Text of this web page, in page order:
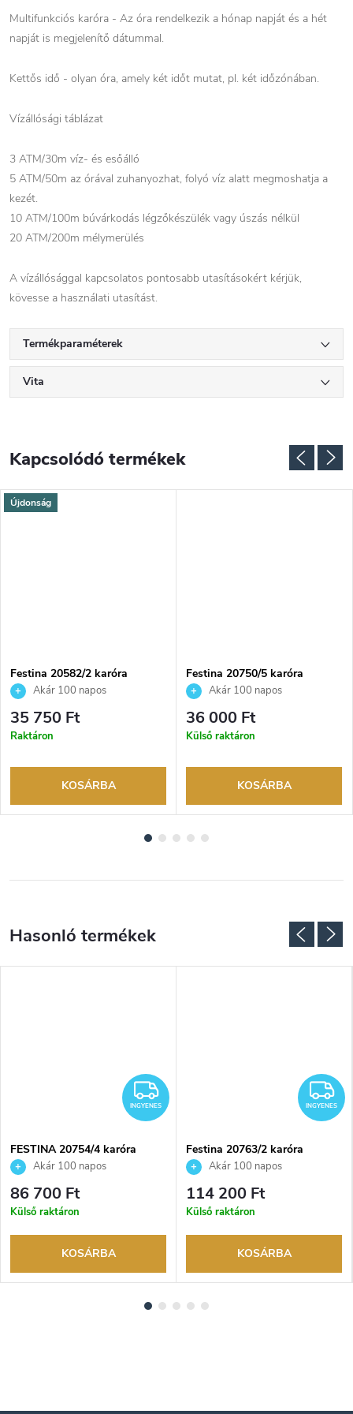
Multifunkciós karóra - Az óra rendelkezik a hónap napját és a hét
napját is megjelenítő dátummal.
Kettős idő - olyan óra, amely két időt mutat, pl. két időzónában.
Vízállósági táblázat
3 ATM/30m víz- és esőálló
5 ATM/50m az órával zuhanyozhat, folyó víz alatt megmoshatja a
kezét.
10 ATM/100m búvárkodás légzőkészülék vagy úszás nélkül
20 ATM/200m mélymerülés
A vízállósággal kapcsolatos pontosabb utasításokért kérjük,
kövesse a használati utasítást.
Termékparaméterek
Vita
Kapcsolódó termékek
Újdonság
Festina 20582/2 karóra
Akár 100 napos
visszaküldési lehetőség. Hivatalos
márkakereskedő.
35 750 Ft
Raktáron
KOSÁRBA
Festina 20750/5 karóra
Akár 100 napos
visszaküldési lehetőség. Hivatalos
márkakereskedő.
36 000 Ft
Külső raktáron
KOSÁRBA
INGYENES
INGYENES
FESTINA 20754/4 karóra
Akár 100 napos
visszaküldési lehetőség. Hivatalos
márkakereskedő.
86 700 Ft
Külső raktáron
KOSÁRBA
INGYENES
Festina 20763/2 karóra
Akár 100 napos
visszaküldési lehetőség. Hivatalos
márkakereskedő.
114 200 Ft
Külső raktáron
KOSÁRBA